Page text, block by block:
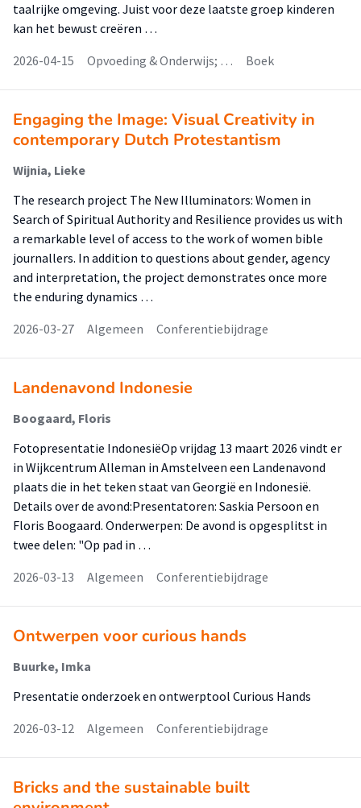
taalrijke omgeving. Juist voor deze laatste groep kinderen
kan het bewust creëren …
2026-04-15
Opvoeding & Onderwijs; … Boek
Engaging the Image: Visual Creativity in
contemporary Dutch Protestantism
Wijnia, Lieke
The research project The New Illuminators: Women in
Search of Spiritual Authority and Resilience provides us with
a remarkable level of access to the work of women bible
journallers. In addition to questions about gender, agency
and interpretation, the project demonstrates once more
the enduring dynamics …
2026-03-27
Algemeen Conferentiebijdrage
Landenavond Indonesie
Boogaard, Floris
Fotopresentatie IndonesiëOp vrijdag 13 maart 2026 vindt er
in Wijkcentrum Alleman in Amstelveen een Landenavond
plaats die in het teken staat van Georgië en Indonesië.
Details over de avond:Presentatoren: Saskia Persoon en
Floris Boogaard. Onderwerpen: De avond is opgesplitst in
twee delen: "Op pad in …
2026-03-13
Algemeen Conferentiebijdrage
Ontwerpen voor curious hands
Buurke, Imka
Presentatie onderzoek en ontwerptool Curious Hands
2026-03-12
Algemeen Conferentiebijdrage
Bricks and the sustainable built